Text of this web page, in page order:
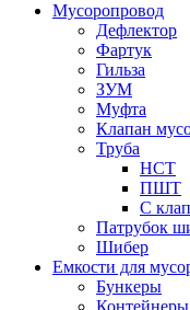
Мусоропровод
Дефлектор
Фартук
Гильза
ЗУМ
Муфта
Клапан
Труба
НСТ
ПШТ
С
Патрубок
Шибер
Емкости для
Бункеры